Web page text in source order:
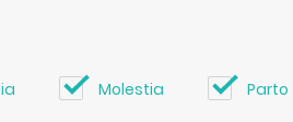
Molestia Parto